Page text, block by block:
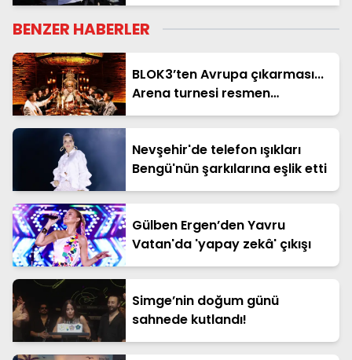
BENZER HABERLER
BLOK3’ten Avrupa çıkarması...
Arena turnesi resmen
duyuruldu
Nevşehir'de telefon ışıkları
Bengü'nün şarkılarına eşlik etti
Gülben Ergen’den Yavru
Vatan'da 'yapay zekâ' çıkışı
Simge’nin doğum günü
sahnede kutlandı!